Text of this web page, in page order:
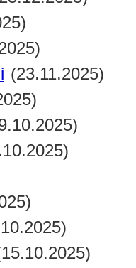
(23.11.2025)